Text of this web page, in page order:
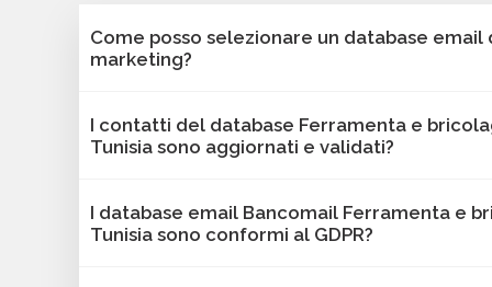
Come posso selezionare un database email
marketing?
Bancomail. Troverai contatti B2B verificati di
bricolage - commercio - Tunisia. Tutti i contatti
altri criteri utili per il tuo marketing.
I contatti del database Ferramenta e
Tunisia sono aggiornati e validati?
aggiornate. I nostri database vengono
offrire solo contatti affidabili, aggiornati e
I database email Bancomail Ferramenta e
Tunisia sono conformi al GDPR?